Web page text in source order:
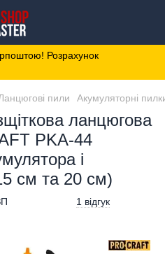
Розрахунок
пили Акумуляторні
ланцюгова
PKA-44
і
см та 20 см)
1 відгук